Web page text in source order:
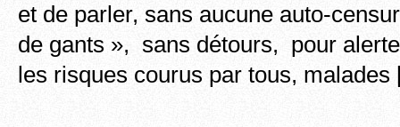
et de parler, sans aucune auto-
de gants », sans détours, pour
les risques courus par tous,